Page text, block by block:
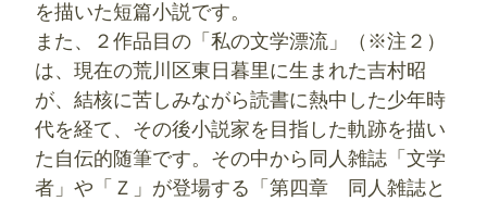
を描いた短篇小説です。
また、２作品目の「私の文学漂流」（※注２）
は、現在の荒川区東日暮里に生まれた吉村昭
が、結核に苦しみながら読書に熱中した少年時
代を経て、その後小説家を目指した軌跡を描い
た自伝的随筆です。その中から同人雑誌「文学
者」や「Ｚ」が登場する「第四章 同人雑誌と